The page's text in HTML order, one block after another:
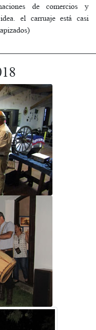
de comercios y
el carruaje está casi